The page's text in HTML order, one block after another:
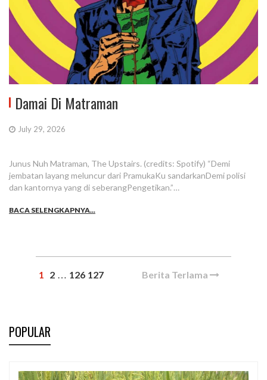
Damai Di Matraman
July 29, 2026
Junus Nuh Matraman, The Upstairs. (credits: Spotify) “Demi
jembatan layang meluncur dari PramukaKu sandarkanDemi polisi
dan kantornya yang di seberangPengetikan.”…
BACA SELENGKAPNYA...
1 2 … 126 127 Berita Terlama
POPULAR